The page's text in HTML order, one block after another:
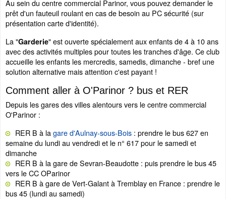
Au sein du centre commercial Parinor, vous pouvez demander le
prêt d'un fauteuil roulant en cas de besoin au PC sécurité (sur
présentation carte d'identité).
La "Garderie" est ouverte spécialement aux enfants de 4 à 10 ans
avec des activités multiples pour toutes les tranches d'âge. Ce club
accueille les enfants les mercredis, samedis, dimanche - bref une
solution alternative mais attention c'est payant !
Comment aller à O'Parinor ? bus et RER
Depuis les gares des villes alentours vers le centre commercial
O'Parinor :
RER B à lagare d'Aulnay-sous-Bois : prendre le bus 627 en
semaine du lundi au vendredi et le n° 617 pour le samedi et
dimanche
RER B à la gare de Sevran-Beaudotte : puis prendre le bus 45
vers le CC OParinor
RER B à gare de Vert-Galant à Tremblay en France : prendre le
bus 45 (lundi au samedi)